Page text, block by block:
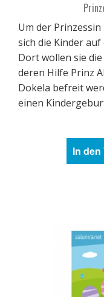
Um der
sich die Kinder auf
Dort wollen sie
deren Hilfe Prinz
Dokela befreit
einen
In